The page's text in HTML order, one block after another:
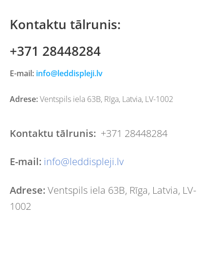
Kontaktu tālrunis:
+371 28448284
E-mail: info@leddispleji.lv
Adrese:Ventspils iela 63B, Rīga, Latvia, LV-1002
Kontaktu tālrunis: +371 28448284
E-mail: info@leddispleji.lv
Adrese: Ventspils iela 63B, Rīga, Latvia, LV-
1002